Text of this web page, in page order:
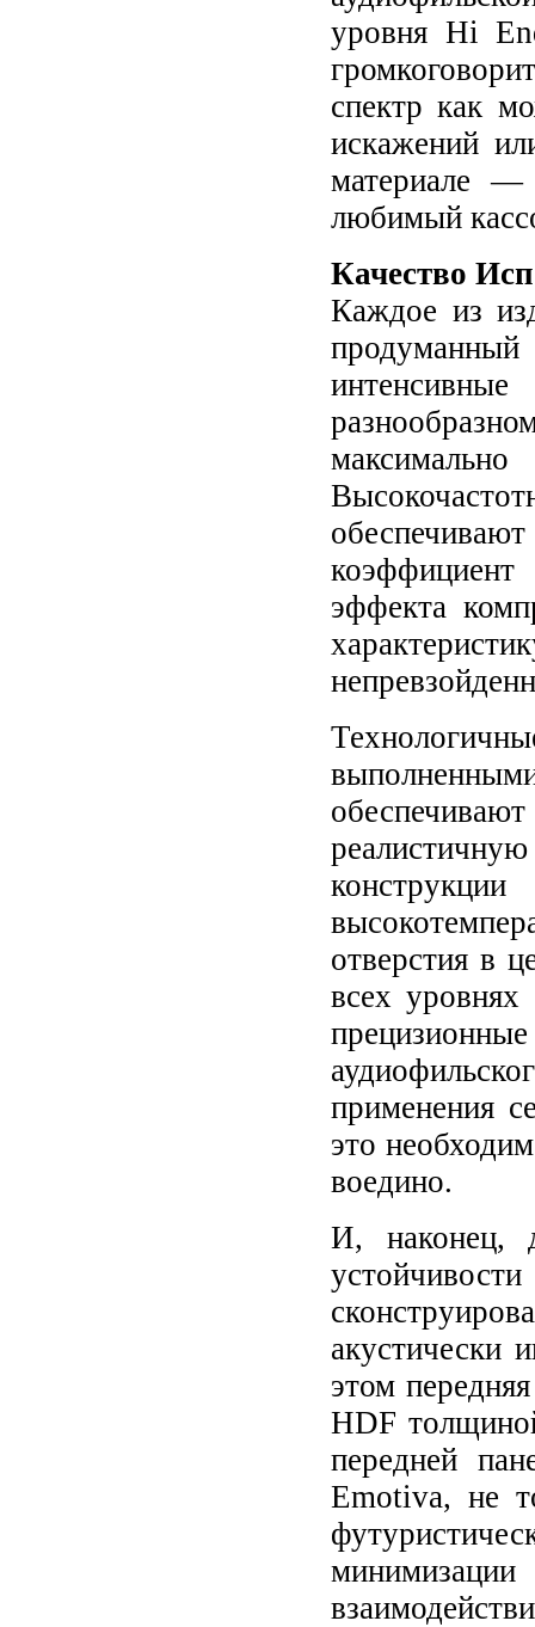
уровня Hi
спектр как
искажений
материале —
любимый
Качество
Каждое из
коэффициент
эффекта
отверстия в
всех уровнях
применения
это
воедино.
И, наконец,
акустически
этом
HDF
передней
Emotiva, не